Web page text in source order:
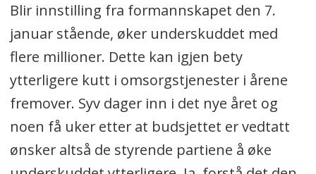
Blir innstilling fra formannskapet den 7.
januar stående, øker underskuddet med
flere millioner. Dette kan igjen bety
ytterligere kutt i omsorgstjenester i årene
fremover. Syv dager inn i det nye året og
noen få uker etter at budsjettet er vedtatt
ønsker altså de styrende partiene å øke